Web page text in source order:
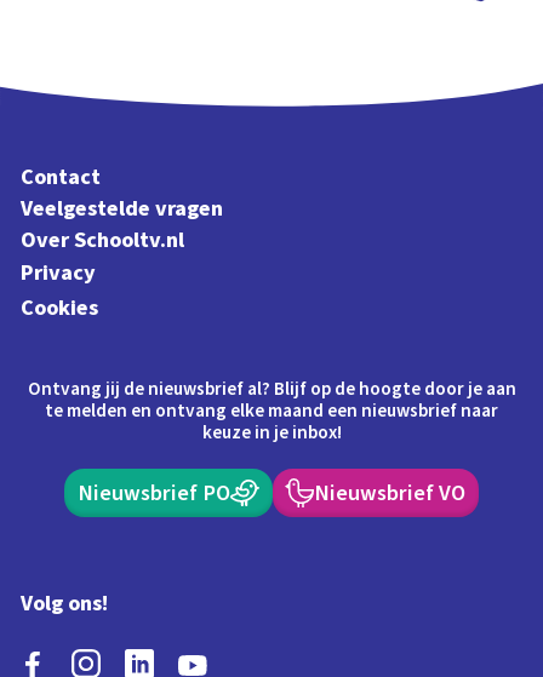
Contact
Veelgestelde vragen
Over Schooltv.nl
Privacy
Cookies
Ontvang jij de nieuwsbrief al? Blijf op de hoogte door je aan
te melden en ontvang elke maand een nieuwsbrief naar
keuze in je inbox!
Nieuwsbrief PO Nieuwsbrief VO
Volg ons!